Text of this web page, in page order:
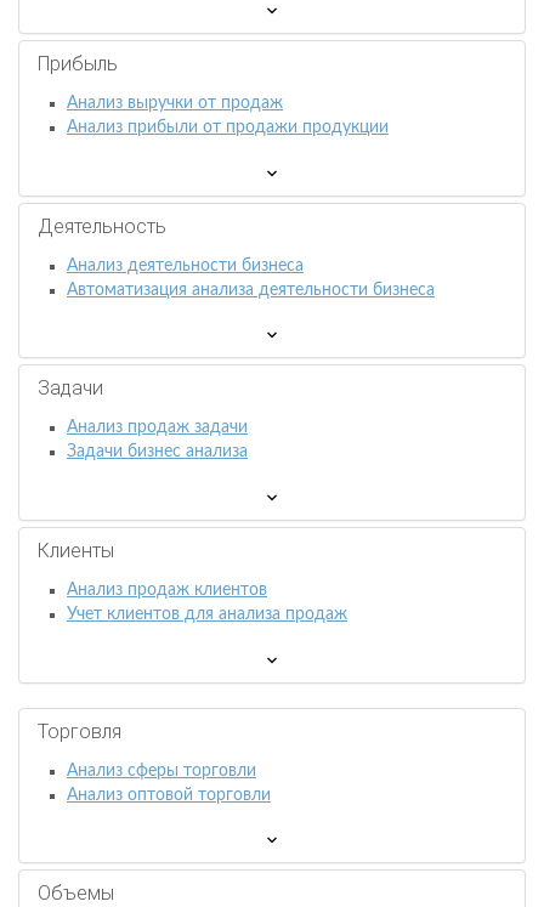
Прибыль
Анализ выручки от продаж
Анализ прибыли от продажи продукции
Деятельность
Анализ деятельности бизнеса
Автоматизация анализа деятельности бизнеса
Задачи
Анализ продаж задачи
Задачи бизнес анализа
Клиенты
Анализ продаж клиентов
Учет клиентов для анализа продаж
Торговля
Анализ сферы торговли
Анализ оптовой торговли
Объемы